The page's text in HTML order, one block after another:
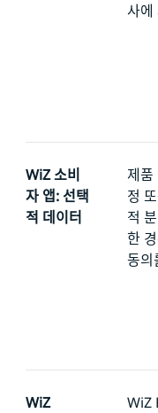
사에
WiZ 소비
자 앱: 선택
적 데이터
제품
정
적
한
동의
WiZ
WiZ